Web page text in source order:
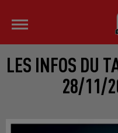
LES INFOS DU
28/11/